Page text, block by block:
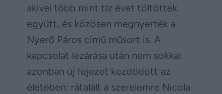
akivel több mint tíz évet töltöttek
együtt, és közösen megnyerték a
Nyerő Páros című műsort is. A
kapcsolat lezárása után nem sokkal
azonban új fejezet kezdődött az
életében: rátalált a szerelemre Nicola